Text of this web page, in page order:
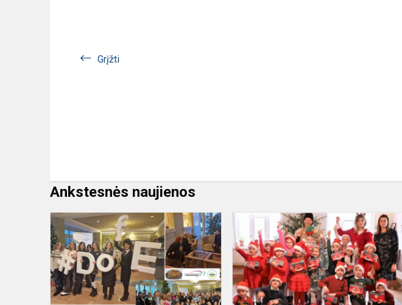
Grįžti
Ankstesnės naujienos
Dainiečiai
dalyvavo
Lietuvos
DofE
kūrybinėse
dirbtuvėse